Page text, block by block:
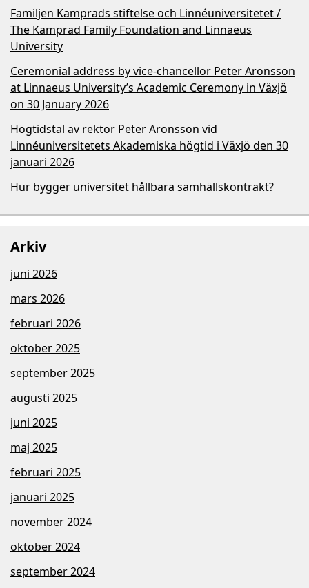
Familjen Kamprads stiftelse och Linnéuniversitetet /
The Kamprad Family Foundation and Linnaeus
University
Ceremonial address by vice-chancellor Peter Aronsson
at Linnaeus University’s Academic Ceremony in Växjö
on 30 January 2026
Högtidstal av rektor Peter Aronsson vid
Linnéuniversitetets Akademiska högtid i Växjö den 30
januari 2026
Hur bygger universitet hållbara samhällskontrakt?
Arkiv
juni 2026
mars 2026
februari 2026
oktober 2025
september 2025
augusti 2025
juni 2025
maj 2025
februari 2025
januari 2025
november 2024
oktober 2024
september 2024